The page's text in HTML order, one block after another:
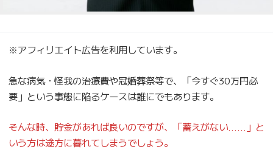
※アフィリエイト広告を利用しています。
急な病気・怪我の治療費や冠婚葬祭等で、「今すぐ30万円必
要」という事態に陥るケースは誰にでもあります。
そんな時、貯金があれば良いのですが、「蓄えがない……」と
いう方は途方に暮れてしまうでしょう。